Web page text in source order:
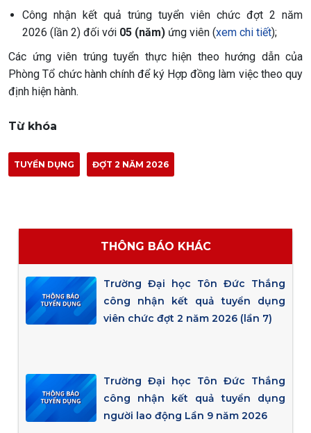
Công nhận kết quả trúng tuyển viên chức đợt 2 năm
2026 (lần 2) đối với 05 (năm) ứng viên (xem chi tiết);
Các ứng viên trúng tuyển thực hiện theo hướng dẫn của
Phòng Tổ chức hành chính để ký Hợp đồng làm việc theo quy
định hiện hành.
Từ khóa
TUYỂN DỤNG ĐỢT 2 NĂM 2026
THÔNG BÁO KHÁC
Trường Đại học Tôn Đức Thắng
công nhận kết quả tuyển dụng
viên chức đợt 2 năm 2026 (lần 7)
Trường Đại học Tôn Đức Thắng
công nhận kết quả tuyển dụng
người lao động Lần 9 năm 2026